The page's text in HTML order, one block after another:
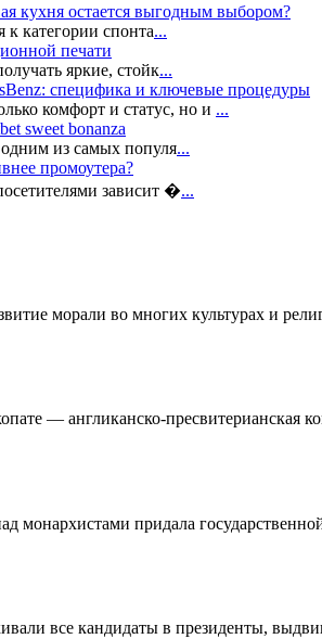
кухня остается выгодным выбором?
к категории спонта...
печати
яркие, стойк...
специфика и ключевые процедуры
комфорт и статус, но и ...
sweet bonanza
из самых популя...
промоутера?
зависит �...
морали во многих культурах и
— англиканско-пресвитерианская
монархистами придала
все кандидаты в президенты,